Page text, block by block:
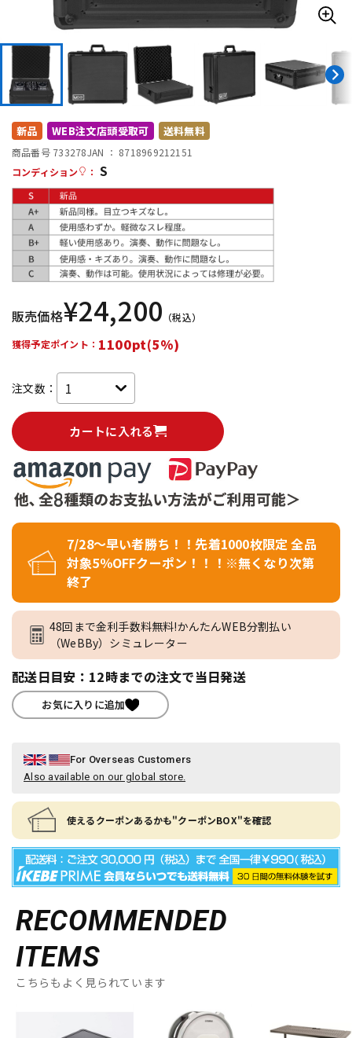
DJ機器
DTM オンライン納品 レコーディング機器
配信/ライブ機器
新品 WEB注文店頭受取可 送料無料
商品番号 733278JAN ： 8718969212151
コンディション
： S
販売価格¥24,200 （税込）
獲得予定ポイント： 1100pt(5%)
注文数：
カートに入れる
7/28～早い者勝ち！！先着1000枚限定 全品
対象5％OFFクーポン！！！※無くなり次第
終了
48回まで金利手数料無料!かんたんWEB分割払い
（WeBBy）シミュレーター
配送日目安：12時までの注文で当日発送
お気に入りに追加
For Overseas Customers
Also available on our global store.
使えるクーポンあるかも"クーポンBOX"を確認
RECOMMENDED
ITEMS
こちらもよく見られています